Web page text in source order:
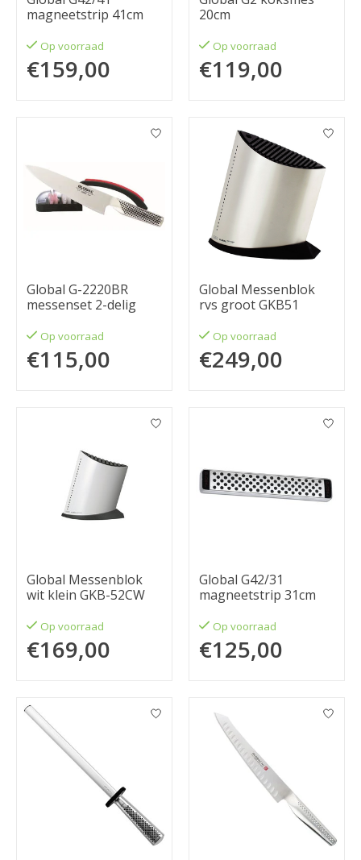
magneetstrip 41cm
Op voorraad
€159,00
20cm
Op voorraad
€119,00
Global G-2220BR
messenset 2-delig
Op voorraad
€115,00
Global Messenblok
rvs groot GKB51
Op voorraad
€249,00
Global Messenblok
wit klein GKB-52CW
Op voorraad
€169,00
Global G42/31
magneetstrip 31cm
Op voorraad
€125,00